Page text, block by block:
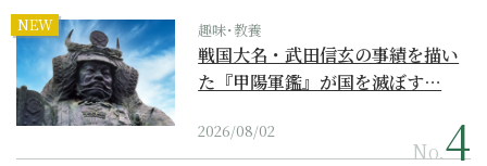
NEW 趣味･教養
戦国大名・武田信玄の事績を描い
た『甲陽軍鑑』が国を滅ぼす…
2026/08/02
No.